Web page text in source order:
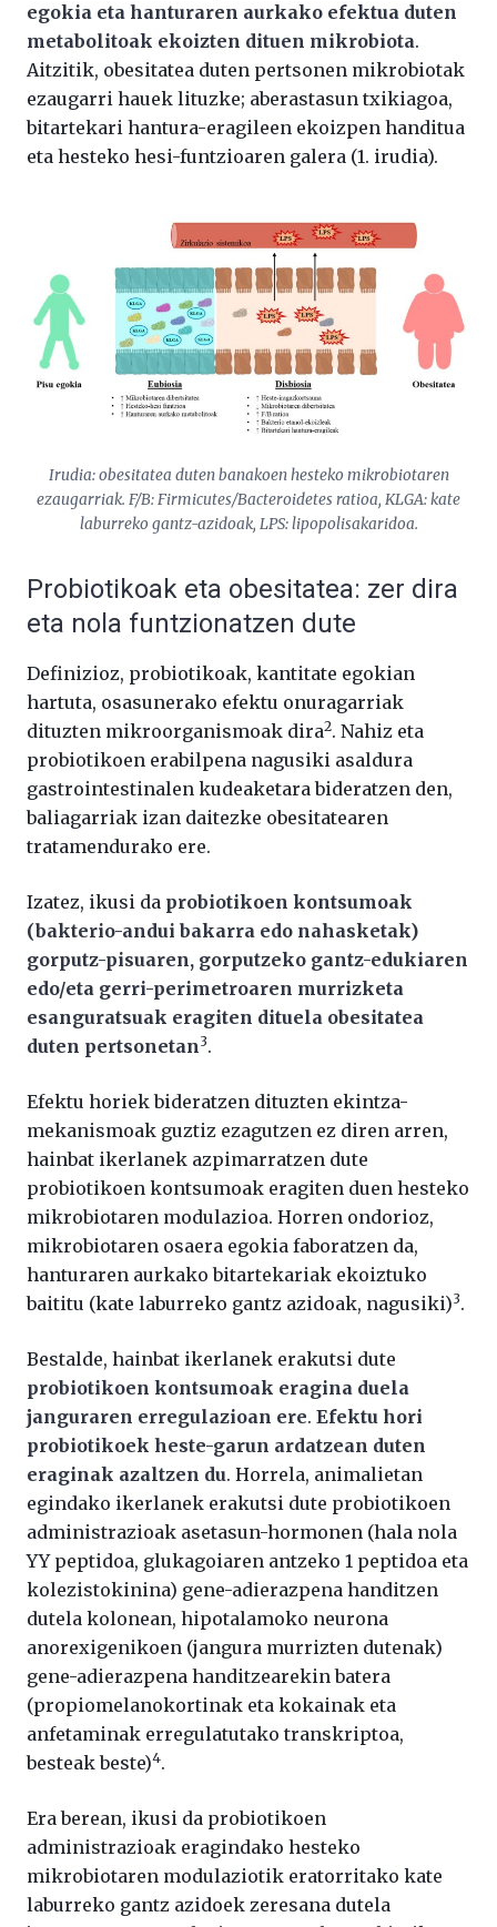
egokia eta hanturaren aurkako efektua duten
metabolitoak ekoizten dituen mikrobiota.
Aitzitik, obesitatea duten pertsonen mikrobiotak
ezaugarri hauek lituzke; aberastasun txikiagoa,
bitartekari hantura-eragileen ekoizpen handitua
eta hesteko hesi-funtzioaren galera (1. irudia).
Irudia: obesitatea duten banakoen hesteko mikrobiotaren
ezaugarriak. F/B: Firmicutes/Bacteroidetes ratioa, KLGA: kate
laburreko gantz-azidoak, LPS: lipopolisakaridoa.
Probiotikoak eta obesitatea: zer dira
eta nola funtzionatzen dute
Definizioz, probiotikoak, kantitate egokian
hartuta, osasunerako efektu onuragarriak
dituzten mikroorganismoak dira2. Nahiz eta
probiotikoen erabilpena nagusiki asaldura
gastrointestinalen kudeaketara bideratzen den,
baliagarriak izan daitezke obesitatearen
tratamendurako ere.
Izatez, ikusi da probiotikoen kontsumoak
(bakterio-andui bakarra edo nahasketak)
gorputz-pisuaren, gorputzeko gantz-edukiaren
edo/eta gerri-perimetroaren murrizketa
esanguratsuak eragiten dituela obesitatea
duten pertsonetan 3.
Efektu horiek bideratzen dituzten ekintza-
mekanismoak guztiz ezagutzen ez diren arren,
hainbat ikerlanek azpimarratzen dute
probiotikoen kontsumoak eragiten duen hesteko
mikrobiotaren modulazioa. Horren ondorioz,
mikrobiotaren osaera egokia faboratzen da,
hanturaren aurkako bitartekariak ekoiztuko
baititu (kate laburreko gantz azidoak, nagusiki)3.
Bestalde, hainbat ikerlanek erakutsi dute
probiotikoen kontsumoak eragina duela
janguraren erregulazioan ere. Efektu hori
probiotikoek heste-garun ardatzean duten
eraginak azaltzen du. Horrela, animalietan
egindako ikerlanek erakutsi dute probiotikoen
administrazioak asetasun-hormonen (hala nola
YY peptidoa, glukagoiaren antzeko 1 peptidoa eta
kolezistokinina) gene-adierazpena handitzen
dutela kolonean, hipotalamoko neurona
anorexigenikoen (jangura murrizten dutenak)
gene-adierazpena handitzearekin batera
(propiomelanokortinak eta kokainak eta
anfetaminak erregulatutako transkriptoa,
besteak beste)4.
Era berean, ikusi da probiotikoen
administrazioak eragindako hesteko
mikrobiotaren modulaziotik eratorritako kate
laburreko gantz azidoek zeresana dutela